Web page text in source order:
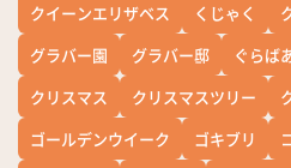
クイーンエリザベス
くじゃく
グラバー園
グラバー邸 ぐらば
クリスマス
クリスマスツリー
ゴールデンウイーク
ゴキブリ